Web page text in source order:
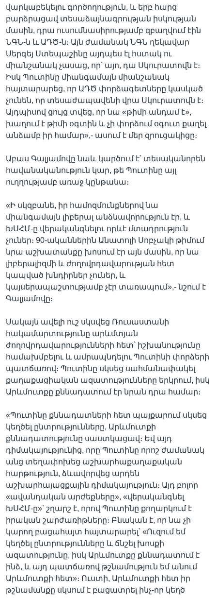
վարկաբեկելու գործողություն, և երբ հարց
բարձրացավ տեսաձայնագրության իսկության
մասին, դրա ուսումնասիրությամբ զբաղվում էին
ՆԳՆ-ն և ԱԴԾ-ն։ Այն ժամանակ ՆԳՆ ղեկավար
Սերգեյ Ստեպաշինը այդպես էլ հստակ ու
միանշանակ չասաց, որ՝ այո, դա Սկուրատովն է։
Իսկ Պուտինը միանգամայն միանշանակ
հայտարարեց, որ ԱԴԾ փորձագետները կասկած
չունեն, որ տեսաժապավենի վրա Սկուրատովն է։
Այդպիսով ցույց տվեց, որ նա «թիմի անդամ է»,
խաղում է թիմի օգտին և չի փորձում օգուտ քաղել
անձամբ իր համար»,- ասում է մեր զրուցակիցը։
Աբաս Գալյամովը նաև կարծում է՝ տեսականորեն
հավանականություն կար, թե Պուտինը այլ
ուղղությամբ առաջ կընթանա։
«Ի սկզբանե, իր համոզմունքներով նա
միանգամայն լիբերալ անձնավորություն էր, և
ԽՍՀՄ-ը վերականգնելու որևէ մտադրություն
չուներ։ 90-ականներին Անատոլի Սոբչակի թիմում
նրա աշխատանքը խոսում էր այն մասին, որ նա
լիբերալիզմի և ժողովրդավարության հետ
կապված խնդիրներ չուներ, և
կայսերապաշտությամբ չէր տառապում»,- նշում է
Գալյամովը։
Սակայն ավելի ուշ սկսվեց Ռուսաստանի
հակամարտությունը արևմտյան
ժողովրդավարությունների հետ՝ իշխանությունը
համախմբելու և ամրապնդելու Պուտինի փորձերի
պատճառով։ Պուտինը սկսեց սահմանափակել
քաղաքացիական ազատությունները երկրում, իսկ
Արևմուտքը քննադատում էր նրան դրա համար։
«Պուտինը քննադատների հետ պայքարում սկսեց
կեղծել ընտրությունները, Արևմուտքի
քննադատությունը սաստկացավ։ Եվ այդ
դիմակայությունից, որը Պուտինը որոշ ժամանակ
անց տեղափոխեց աշխարհաքաղաքական
հարթություն, ձևավորվեց արդեն
աշխարհայացքային դիմակայություն։ Այդ բոլոր
«ավանդական արժեքները», «վերականգնել
ԽՍՀՄ-ը»՝ շղարշ է, որով Պուտինը քողարկում է
իրական շարժառիթները։ Բնական է, որ նա չի
կարող բացահայտ հայտարարել՝ «Ուզում եմ
կեղծել ընտրությունները և ճնշել խոսքի
ազատությունը, իսկ Արևմուտքը քննադատում է
ինձ, և այդ պատճառով թշնամություն եմ անում
Արևմուտքի հետ»։ Ուստի, Արևմուտքի հետ իր
թշնամանքը սկսում է բացատրել ինչ-որ կեղծ